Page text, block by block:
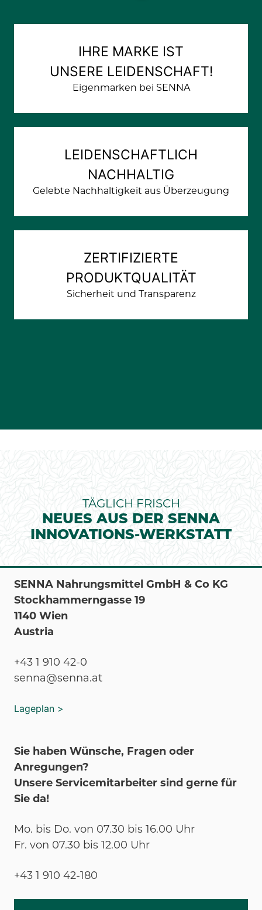
IHRE MARKE IST
UNSERE LEIDENSCHAFT!
Eigenmarken bei SENNA
LEIDENSCHAFTLICH
NACHHALTIG
Gelebte Nachhaltigkeit aus Überzeugung
ZERTIFIZIERTE
PRODUKTQUALITÄT
Sicherheit und Transparenz
TÄGLICH FRISCH
NEUES AUS DER SENNA
INNOVATIONS-WERKSTATT
SENNA Nahrungsmittel GmbH & Co KG
Stockhammerngasse 19
1140 Wien
Austria
+43 1 910 42-0
senna@senna.at
Lageplan >
Sie haben Wünsche, Fragen oder
Anregungen?
Unsere Servicemitarbeiter sind gerne für
Sie da!
Mo. bis Do. von 07.30 bis 16.00 Uhr
Fr. von 07.30 bis 12.00 Uhr
+43 1 910 42-180